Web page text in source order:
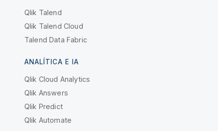
Qlik Talend
Qlik Talend Cloud
Talend Data Fabric
ANALÍTICA E IA
Qlik Cloud Analytics
Qlik Answers
Qlik Predict
Qlik Automate